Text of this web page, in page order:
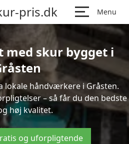
pris.dk Menu
med skur bygget i
lokale håndværkere i Gråsten.
– så får du den bedste
høj kvalitet.
og uforpligtende